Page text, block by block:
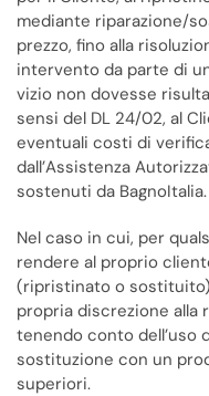
mediante riparazione/
prezzo, fino alla
intervento da parte di
vizio non dovesse
sensi del DL 24/02, al
eventuali costi di
dall’Assistenza
sostenuti da BagnoItalia.
Nel caso in cui, per
rendere al proprio
(ripristinato o
propria discrezione alla
tenendo conto dell’uso
sostituzione con un
superiori.